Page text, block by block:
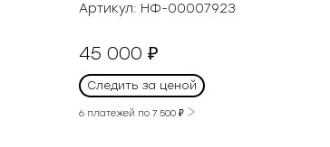
Артикул: НФ-00007923
45 000 ₽
Следить за ценой
6 платежей по 7 500 ₽